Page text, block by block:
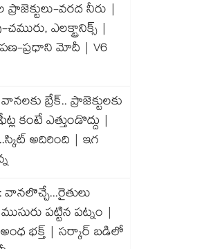
వరద నీరు |
ఎలక్ట్రానిక్స్ |
ప్రధాని మోదీ | V6
బ్రేక్.. ప్రాజెక్టులకు
కంటే ఎత్తుండొద్దు |
అదిరింది | ఇగ
వానలొచ్చే...రైతులు
పట్టిన పట్నం |
భక్త్ | సర్కార్ బడిలో